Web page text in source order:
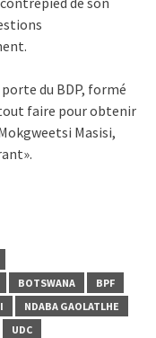
du BDP, formé
faire pour obtenir
Masisi,
BOTSWANA
BPF
NDABA GAOLATLHE
UDC